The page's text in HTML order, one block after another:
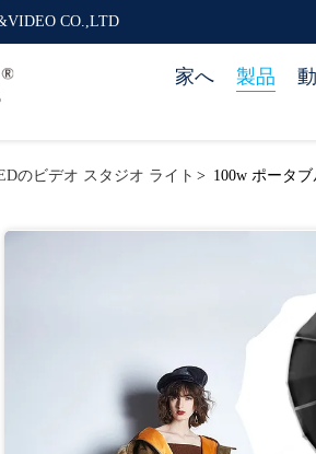
CO.,LTD
家へ 製品
のビデオ スタジオ ライト > 100w ポータ